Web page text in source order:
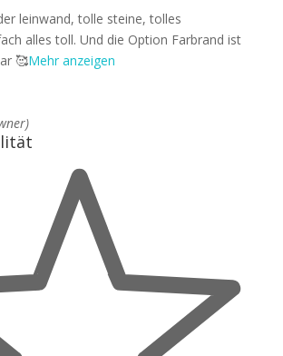
leinwand, tolle steine, tolles
alles toll. Und die Option Farbrand ist
🥰Mehr anzeigen